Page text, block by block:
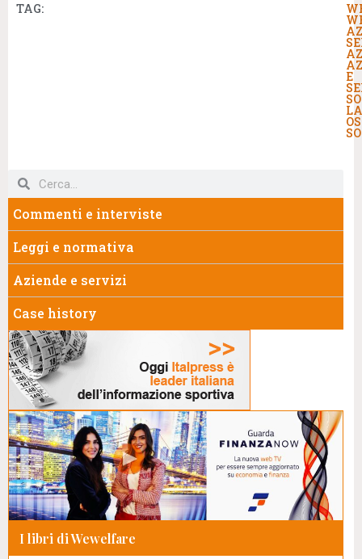
TAG:
E
Commenti e interviste
Leggi e normativa
Aziende e servizi
Case history
I libri di Wewelfare